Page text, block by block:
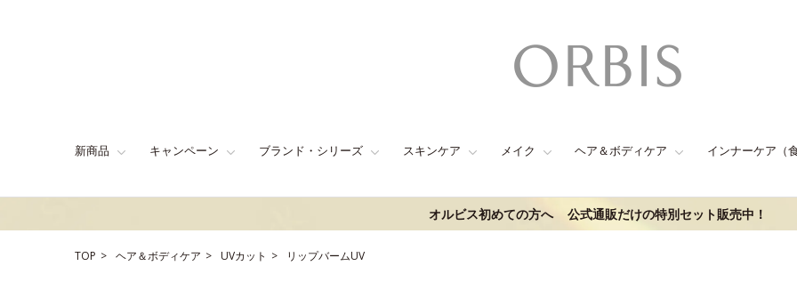
新商品 キャンペーン ブランド・シリーズ スキンケア メイク ヘア＆ボディケア インナーケア（
オルビス初めての方へ 公式通販だけの特別セット販売中！
TOP ヘア＆ボディケア UVカット リップバームUV